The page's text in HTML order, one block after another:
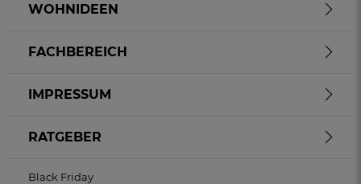
WOHNIDEEN
FACHBEREICH
IMPRESSUM
RATGEBER
Black Friday